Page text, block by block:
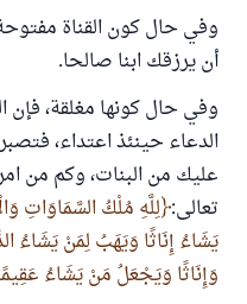
وفي حال كون القناة
أن يرزقك ابنا صالحا.
وفي حال كونها مغلقة،
الدعاء حينئذ اعتداء،
عليك من البنات، وكم من
تعالى: لِلَّهِ مُلْكُ السَّمَاوَاتِ
وَإِنَاثًا وَيَجْعَلُ مَنْ يَشَاءُ